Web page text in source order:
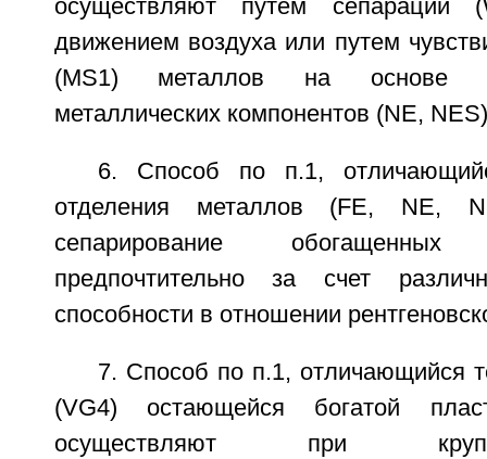
осуществляют путем сепарации
движением воздуха или путем
(MS1) металлов на основе
металлических компонентов (NE,
6. Способ по п.1,
отделения металлов (FE, NE,
сепарирование
предпочтительно за счет
способности в отношении
7. Способ по п.1, отличающийся
(VG4) остающейся богатой
осуществляют при